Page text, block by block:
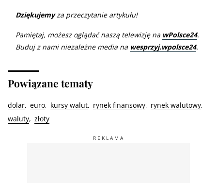
Dziękujemyza przeczytanie artykułu!
Pamiętaj, możesz oglądać naszą telewizję na wPolsce24.
Buduj z nami niezależne media na wesprzyj.wpolsce24.
Powiązane tematy
dolar euro kursy walut rynek finansowy
rynek walutowy
waluty złoty